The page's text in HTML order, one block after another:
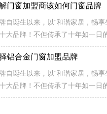
构上的创新，突破性地解决了铝
难题，提升产品市场核心竞争力
门窗加盟商该如何门窗品牌
自诞生以来，以“和谐家居，畅
大品牌！不但传承了十年如一日
门窗品牌理念，同时也融入了更
构上的创新，突破性地解决了铝
难题，提升产品市场核心竞争力
铝合金门窗加盟品牌
自诞生以来，以“和谐家居，畅
大品牌！不但传承了十年如一日
门窗品牌理念，同时也融入了更
构上的创新，突破性地解决了铝